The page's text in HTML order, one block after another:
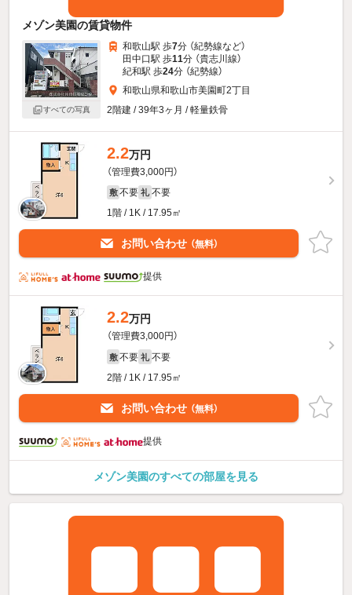
メゾン美園の賃貸物件
すべての写真
和歌山駅 歩7分 （紀勢線など）
田中口駅 歩11分 （貴志川線）
紀和駅 歩24分 （紀勢線）
和歌山県和歌山市美園町2丁目
2階建 / 39年3ヶ月 / 軽量鉄骨
2.2万円
（管理費3,000円）
敷 不要 礼 不要
1階 / 1K / 17.95㎡
お問い合わせ （無料）
提供
2.2万円
（管理費3,000円）
敷 不要 礼 不要
2階 / 1K / 17.95㎡
お問い合わせ （無料）
提供
メゾン美園のすべての部屋を見る